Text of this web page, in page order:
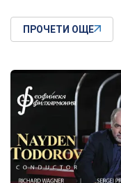
ПРОЧЕТИ ОЩЕ